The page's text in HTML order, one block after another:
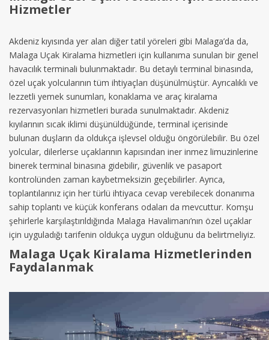
Hizmetler
Akdeniz kıyısında yer alan diğer tatil yöreleri gibi Malaga’da da,
Malaga Uçak Kiralama hizmetleri için kullanıma sunulan bir genel
havacılık terminali bulunmaktadır. Bu detaylı terminal binasında,
özel uçak yolcularının tüm ihtiyaçları düşünülmüştür. Ayrıcalıklı ve
lezzetli yemek sunumları, konaklama ve araç kiralama
rezervasyonları hizmetleri burada sunulmaktadır. Akdeniz
kıyılarının sıcak iklimi düşünüldüğünde, terminal içerisinde
bulunan duşların da oldukça işlevsel olduğu öngörülebilir. Bu özel
yolcular, dilerlerse uçaklarının kapısından iner inmez limuzinlerine
binerek terminal binasına gidebilir, güvenlik ve pasaport
kontrolünden zaman kaybetmeksizin geçebilirler. Ayrıca,
toplantılarınız için her türlü ihtiyaca cevap verebilecek donanıma
sahip toplantı ve küçük konferans odaları da mevcuttur. Komşu
şehirlerle karşılaştırıldığında Malaga Havalimanı’nın özel uçaklar
için uyguladığı tarifenin oldukça uygun olduğunu da belirtmeliyiz.
Malaga Uçak Kiralama Hizmetlerinden
Faydalanmak